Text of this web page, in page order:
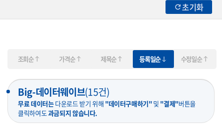
초기화
조회순 가격순 제목순 등록일순 수정일순
Big-데이터웨이브(15건)
무료 데이터는다운로드 받기 위해 "데이터구매하기"및 "결제"버튼을
클릭하여도과금되지 않습니다.